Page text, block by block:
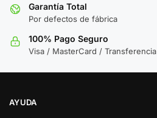
Garantía Total
Por defectos de fábrica
100% Pago Seguro
Visa / MasterCard / Transferencia
AYUDA